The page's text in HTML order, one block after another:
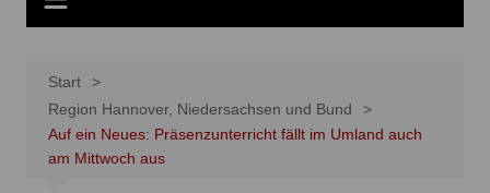
Start
Region Hannover, Niedersachsen und Bund
Auf ein Neues: Präsenzunterricht fällt im Umland auch
am Mittwoch aus